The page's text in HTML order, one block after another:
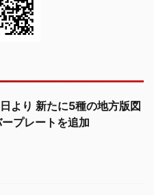
より 新たに5種の地方版図
プレートを追加